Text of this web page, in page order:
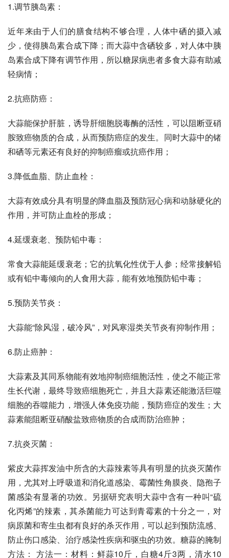
1.调节胰岛素：
近年来由于人们的膳食结构不够合理，人体中硒的摄入减
少，使得胰岛素合成下降；而大蒜中含硒较多，对人体中胰
岛素合成下降有调节作用，所以糖尿病患者多食大蒜有助减
轻病情；
2.抗癌防癌：
大蒜能保护肝脏，诱导肝细胞脱毒酶的活性，可以阻断亚硝
胺致癌物质的合成，从而预防癌症的发生。同时大蒜中的锗
和硒等元素还有良好的抑制癌瘤或抗癌作用；
3.降低血脂、防止血栓：
大蒜有效成分具有明显的降血脂及预防冠心病和动脉硬化的
作用，并可防止血栓的形成；
4.延缓衰老、预防铅中毒：
常食大蒜能延缓衰老；它的抗氧化性优于人参；经常接解铅
或有铅中毒倾向的人食用大蒜，能有效地预防铅中毒；
5.预防关节炎：
大蒜能“除风湿，破冷风”，对风寒湿类关节炎有抑制作用；
6.防止癌肿：
大蒜素及其同系物能有效地抑制癌细胞活性，使之不能正常
生长代谢，最终导致癌细胞死亡，并且大蒜素还能激活巨噬
细胞的吞噬能力，增强人体免疫功能，预防癌症的发生；大
蒜素能阻断亚硝酸盐致癌物质的合成而防治癌肿；
7.抗炎灭菌：
紫皮大蒜挥发油中所含的大蒜辣素等具有明显的抗炎灭菌作
用，尤其对上呼吸道和消化道感染、霉菌性角膜炎、隐孢子
菌感染有显著的功效。另据研究表明大蒜中含有一种叫“硫
化丙烯”的辣素，其杀菌能力可达到青霉素的十分之一，对
病原菌和寄生虫都有良好的杀灭作用，可以起到预防流感、
防止伤口感染、治疗感染性疾病和驱虫的功效。糖蒜的腌制
方法： 方法一：材料：鲜蒜10斤，白糖4斤3两，清水10